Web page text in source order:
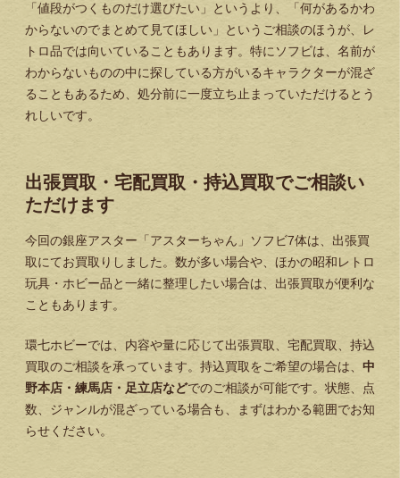
「値段がつくものだけ選びたい」というより、「何があるかわ
からないのでまとめて見てほしい」というご相談のほうが、レ
トロ品では向いていることもあります。特にソフビは、名前が
わからないものの中に探している方がいるキャラクターが混ざ
ることもあるため、処分前に一度立ち止まっていただけるとう
れしいです。
出張買取・宅配買取・持込買取でご相談い
ただけます
今回の銀座アスター「アスターちゃん」ソフビ7体は、出張買
取にてお買取りしました。数が多い場合や、ほかの昭和レトロ
玩具・ホビー品と一緒に整理したい場合は、出張買取が便利な
こともあります。
環七ホビーでは、内容や量に応じて出張買取、宅配買取、持込
買取のご相談を承っています。持込買取をご希望の場合は、 中
野本店・練馬店・足立店などでのご相談が可能です。状態、点
数、ジャンルが混ざっている場合も、まずはわかる範囲でお知
らせください。